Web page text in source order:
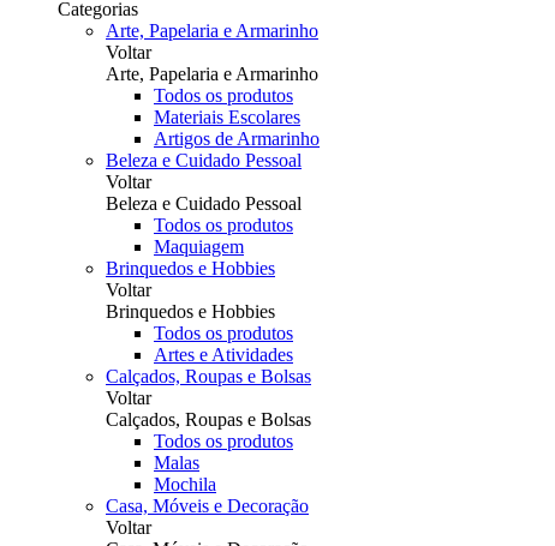
Categorias
Arte, Papelaria e Armarinho
Voltar
Arte, Papelaria e Armarinho
Todos os produtos
Materiais Escolares
Artigos de Armarinho
Beleza e Cuidado Pessoal
Voltar
Beleza e Cuidado Pessoal
Todos os produtos
Maquiagem
Brinquedos e Hobbies
Voltar
Brinquedos e Hobbies
Todos os produtos
Artes e Atividades
Calçados, Roupas e Bolsas
Voltar
Calçados, Roupas e Bolsas
Todos os produtos
Malas
Mochila
Casa, Móveis e Decoração
Voltar